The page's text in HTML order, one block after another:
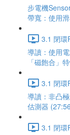
步電機
帶寬：使用
3.1 閉環
導讀：使用
「磁飽合」
3.1 閉環
導讀：非凸
估測器
3.1 閉環